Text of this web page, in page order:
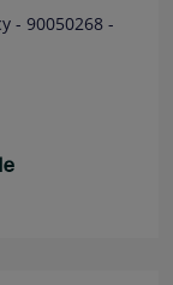
- 90050268 -